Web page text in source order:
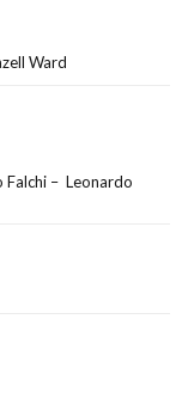
Ward
Falchi – Leonardo